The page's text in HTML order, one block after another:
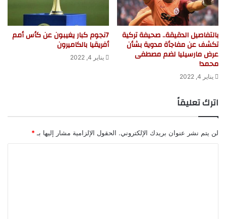
بالتفاصيل الدقيقة.. صحيفة تركية
تكشف عن مفاجأة مدوية بشأن
عرض مارسيليا لضم مصطفى
محمد!
يناير 4, 2022
7نجوم كبار يغيبون عن كأس أمم
أفريقيا بالكاميرون
يناير 4, 2022
اترك تعليقاً
لن يتم نشر عنوان بريدك الإلكتروني. الحقول الإلزامية مشار إليها بـ *